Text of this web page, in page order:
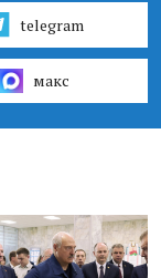
telegram
макс